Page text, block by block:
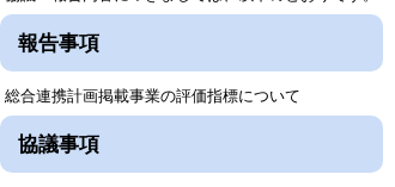
報告事項
総合連携計画掲載事業の評価指標について
協議事項